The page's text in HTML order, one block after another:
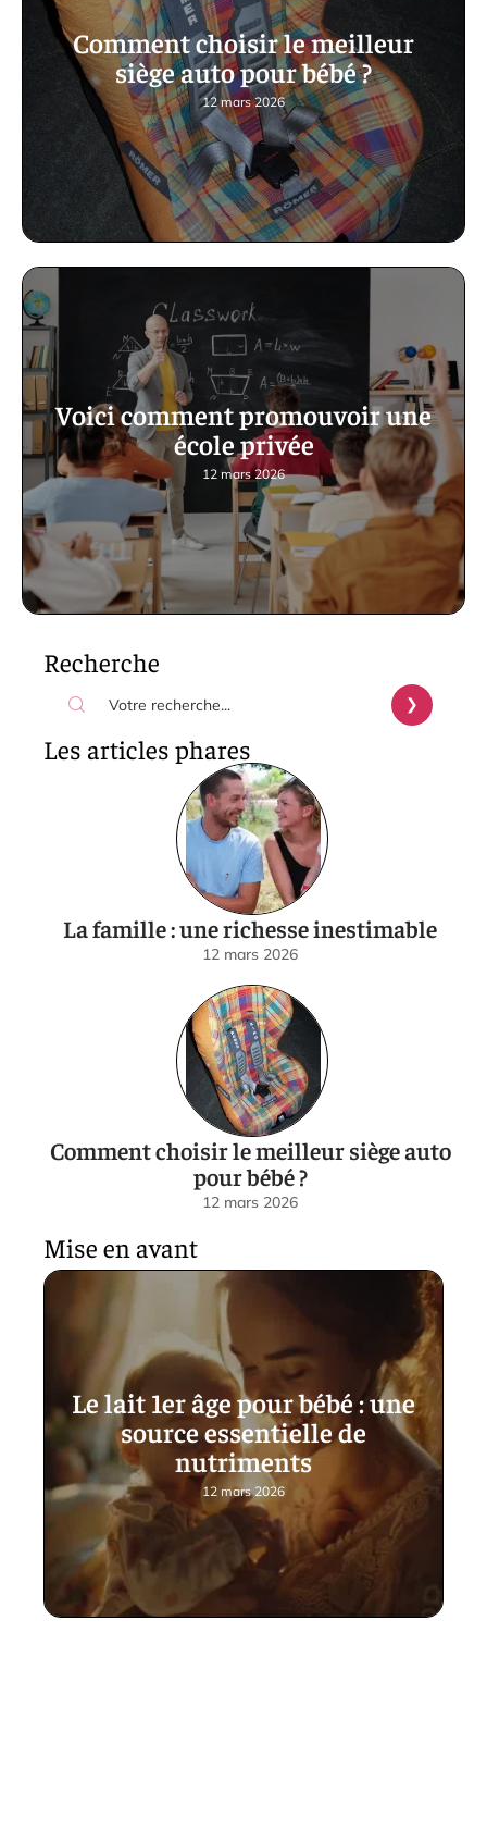
Comment choisir le meilleur
siège auto pour bébé ?
12 mars 2026
Voici comment promouvoir une
école privée
12 mars 2026
Recherche
Les articles phares
La famille : une richesse inestimable
12 mars 2026
Comment choisir le meilleur siège auto
pour bébé ?
12 mars 2026
Mise en avant
Le lait 1er âge pour bébé : une
source essentielle de
nutriments
12 mars 2026